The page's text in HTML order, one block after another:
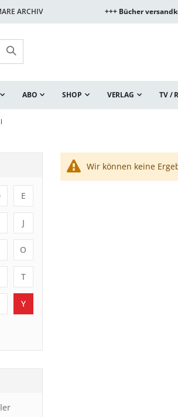
ARCHIV +++ Bücher
ABO SHOP VERLAG TV /
Wir können keine
E
J
O
T
Y